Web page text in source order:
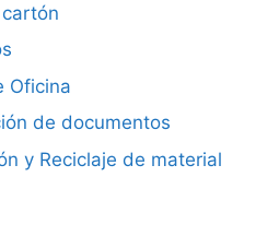
Oficina
de documentos
y Reciclaje de material